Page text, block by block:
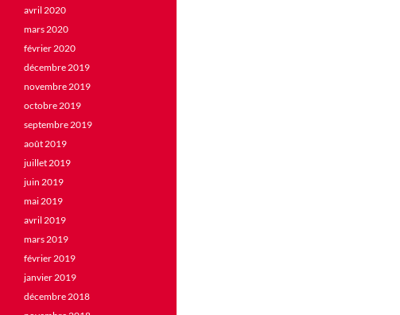
avril 2020
mars 2020
février 2020
décembre 2019
novembre 2019
octobre 2019
septembre 2019
août 2019
juillet 2019
juin 2019
mai 2019
avril 2019
mars 2019
février 2019
janvier 2019
décembre 2018